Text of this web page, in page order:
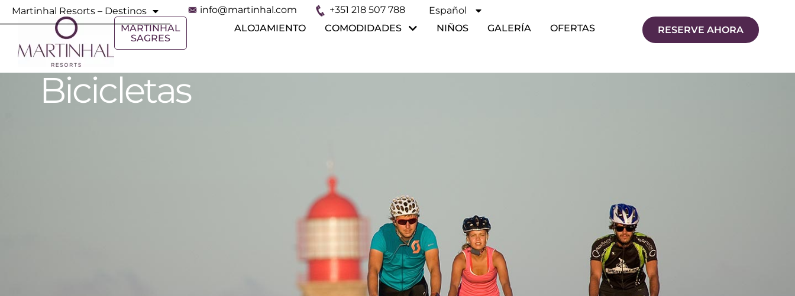
Martinhal Resorts – Destinos info@martinhal.com +351 218 507 788 Español
Français
MARTINHAL
SAGRES
ALOJAMIENTO COMODIDADES NIÑOS GALERÍA OFERTAS RESERVE AHORA
Bicicletas